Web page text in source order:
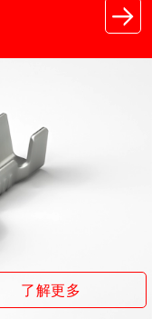
→
了解更多